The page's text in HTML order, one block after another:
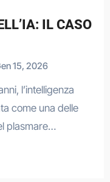
IL CASO
15, 2026
l’intelligenza
come una delle
plasmare…